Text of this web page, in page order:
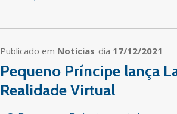
Publicado em Notícias dia 17/12/2021
Pequeno Príncipe lança
Realidade Virtual